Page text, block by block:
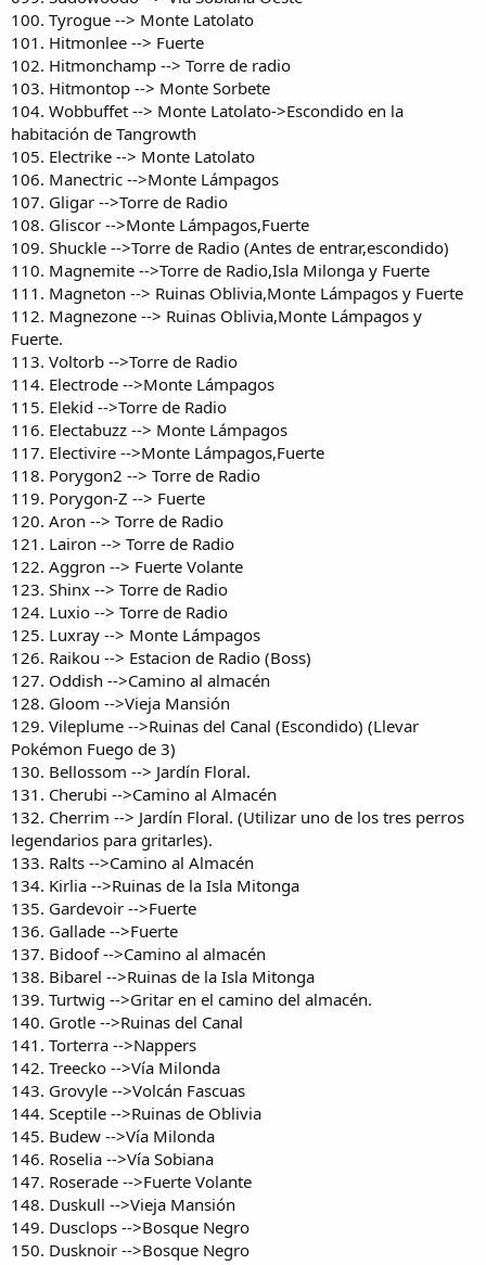
100. Tyrogue --> Monte Latolato
101. Hitmonlee --> Fuerte
102. Hitmonchamp --> Torre de radio
103. Hitmontop --> Monte Sorbete
104. Wobbuffet --> Monte Latolato->Escondido en la
habitación de Tangrowth
105. Electrike --> Monte Latolato
106. Manectric -->Monte Lámpagos
107. Gligar -->Torre de Radio
108. Gliscor -->Monte Lámpagos,Fuerte
109. Shuckle -->Torre de Radio (Antes de entrar,escondido)
110. Magnemite -->Torre de Radio,Isla Milonga y Fuerte
111. Magneton --> Ruinas Oblivia,Monte Lámpagos y Fuerte
112. Magnezone --> Ruinas Oblivia,Monte Lámpagos y
Fuerte.
113. Voltorb -->Torre de Radio
114. Electrode -->Monte Lámpagos
115. Elekid -->Torre de Radio
116. Electabuzz --> Monte Lámpagos
117. Electivire -->Monte Lámpagos,Fuerte
118. Porygon2 --> Torre de Radio
119. Porygon-Z --> Fuerte
120. Aron --> Torre de Radio
121. Lairon --> Torre de Radio
122. Aggron --> Fuerte Volante
123. Shinx --> Torre de Radio
124. Luxio --> Torre de Radio
125. Luxray --> Monte Lámpagos
126. Raikou --> Estacion de Radio (Boss)
127. Oddish -->Camino al almacén
128. Gloom -->Vieja Mansión
129. Vileplume -->Ruinas del Canal (Escondido) (Llevar
Pokémon Fuego de 3)
130. Bellossom --> Jardín Floral.
131. Cherubi -->Camino al Almacén
132. Cherrim --> Jardín Floral. (Utilizar uno de los tres perros
legendarios para gritarles).
133. Ralts -->Camino al Almacén
134. Kirlia -->Ruinas de la Isla Mitonga
135. Gardevoir -->Fuerte
136. Gallade -->Fuerte
137. Bidoof -->Camino al almacén
138. Bibarel -->Ruinas de la Isla Mitonga
139. Turtwig -->Gritar en el camino del almacén.
140. Grotle -->Ruinas del Canal
141. Torterra -->Nappers
142. Treecko -->Vía Milonda
143. Grovyle -->Volcán Fascuas
144. Sceptile -->Ruinas de Oblivia
145. Budew -->Vía Milonda
146. Roselia -->Vía Sobiana
147. Roserade -->Fuerte Volante
148. Duskull -->Vieja Mansión
149. Dusclops -->Bosque Negro
150. Dusknoir -->Bosque Negro